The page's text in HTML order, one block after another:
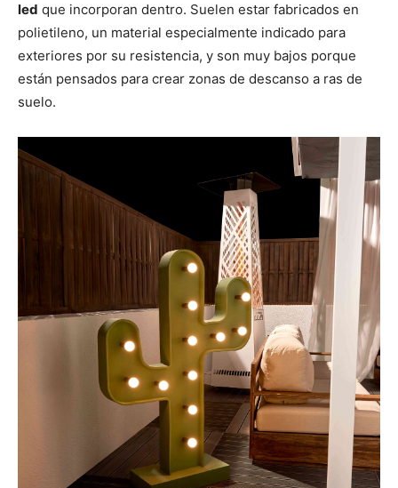
led que incorporan dentro. Suelen estar fabricados en
polietileno, un material especialmente indicado para
exteriores por su resistencia, y son muy bajos porque
están pensados para crear zonas de descanso a ras de
suelo.